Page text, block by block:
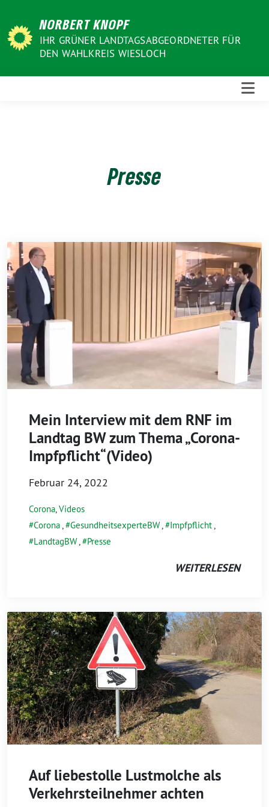
zum
Inhalt
NORBERT KNOPF
IHR GRÜNER LANDTAGSABGEORDNETER FÜR
DEN WAHLKREIS WIESLOCH
Presse
Mein Interview mit dem RNF im
Landtag BW zum Thema „Corona-
Impfpflicht“(Video)
Februar 24, 2022
Corona Videos
Corona
GesundheitsexperteBW Impfpflicht
LandtagBW
Presse
WEITERLESEN
Auf liebestolle Lustmolche als
Verkehrsteilnehmer achten